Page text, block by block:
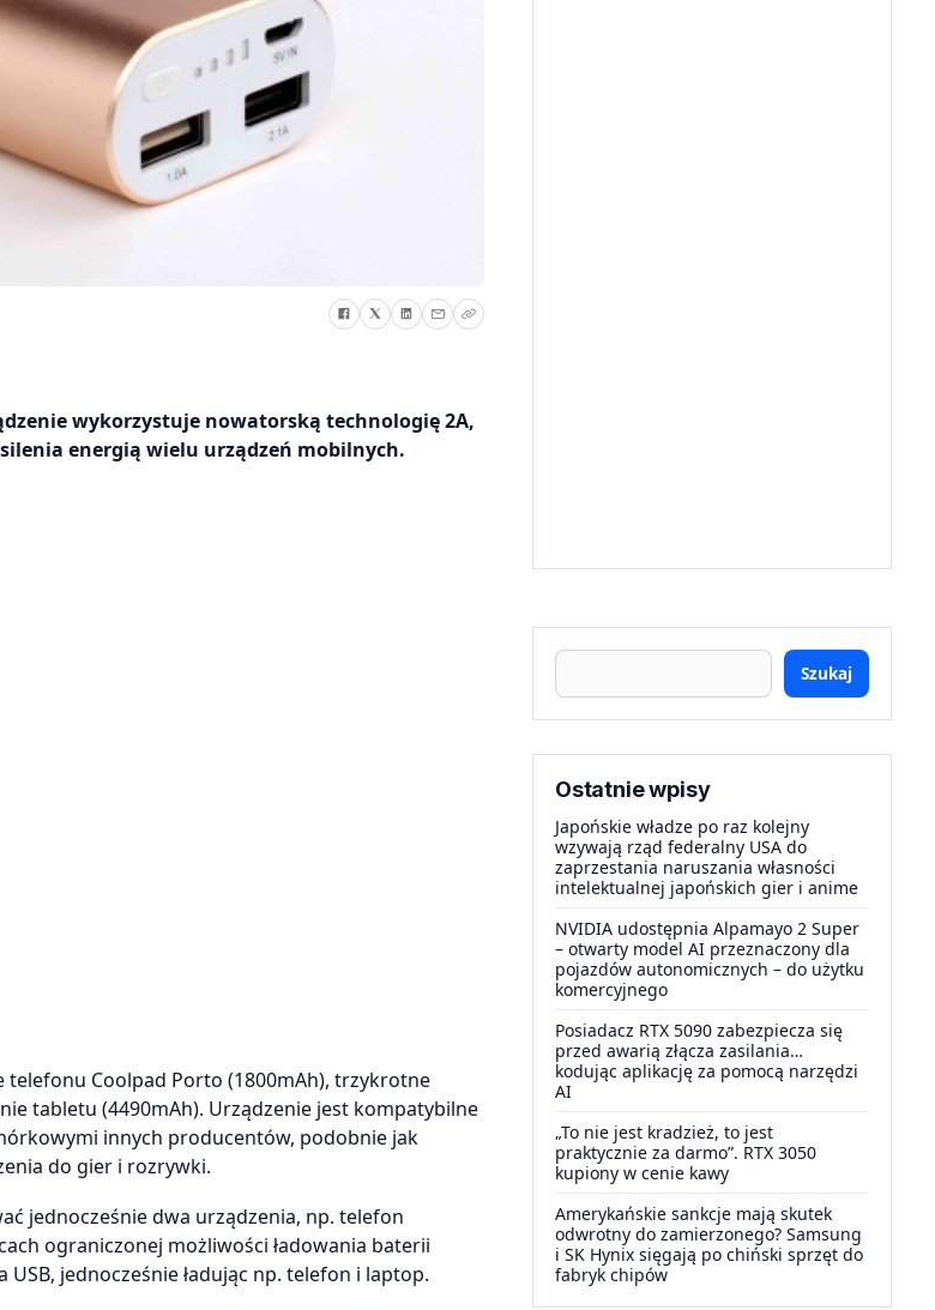
wykorzystuje nowatorską technologię 2A,
energią wielu urządzeń mobilnych.
telefonu Coolpad Porto (1800mAh), trzykrotne
tabletu (4490mAh). Urządzenie jest kompatybilne
innych producentów, podobnie jak
do gier i rozrywki.
jednocześnie dwa urządzenia, np. telefon
ograniczonej możliwości ładowania baterii
jednocześnie ładując np. telefon i laptop.
Szukaj
Ostatnie wpisy
Japońskie władze po raz kolejny
wzywają rząd federalny USA do
zaprzestania naruszania własności
intelektualnej japońskich gier i anime
NVIDIA udostępnia Alpamayo 2 Super
– otwarty model AI przeznaczony dla
pojazdów autonomicznych – do użytku
komercyjnego
Posiadacz RTX 5090 zabezpiecza się
przed awarią złącza zasilania…
kodując aplikację za pomocą narzędzi
AI
„To nie jest kradzież, to jest
praktycznie za darmo”. RTX 3050
kupiony w cenie kawy
Amerykańskie sankcje mają skutek
odwrotny do zamierzonego? Samsung
i SK Hynix sięgają po chiński sprzęt do
fabryk chipów